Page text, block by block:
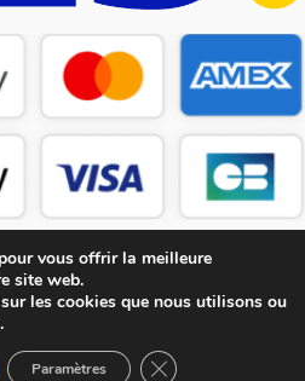
vous offrir la meilleure
site web.
les cookies que nous utilisons ou
.
Paramètres Fermer la bannière